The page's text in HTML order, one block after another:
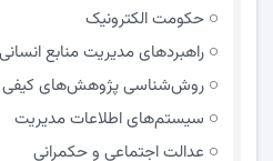
حکومت الکترونیک
راهبردهای مدیریت منابع انسانی
روش‌شناسی پژوهش‌های کیفی
سیستم‌های اطلاعات مدیریت
عدالت اجتماعی و حکمرانی